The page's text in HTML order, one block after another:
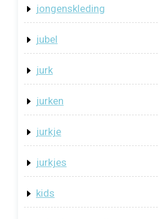
jongenskleding
jubel
jurk
jurken
jurkje
jurkjes
kids